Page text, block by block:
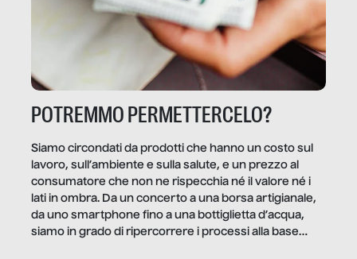
POTREMMO PERMETTERCELO?
Siamo circondati da prodotti che hanno un costo sul
lavoro, sull’ambiente e sulla salute, e un prezzo al
consumatore che non ne rispecchia né il valore né i
lati in ombra. Da un concerto a una borsa artigianale,
da uno smartphone fino a una bottiglietta d’acqua,
siamo in grado di ripercorrere i processi alla base